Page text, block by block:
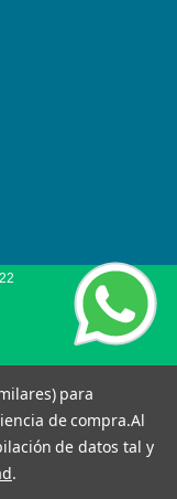
para
de compra.Al
de datos tal y
.